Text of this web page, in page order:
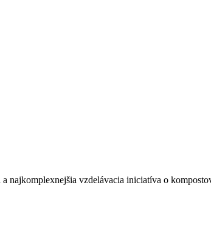
najkomplexnejšia vzdelávacia iniciatíva o